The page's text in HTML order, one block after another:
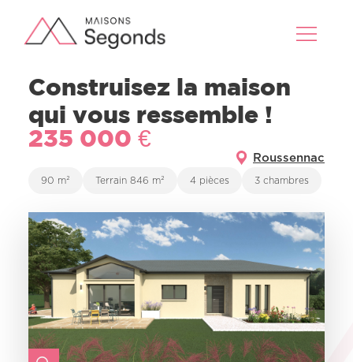
Construisez la maison
qui vous ressemble !
235 000 €
90 m² Terrain 846 m² 4 pièces 3 chambres
Roussennac